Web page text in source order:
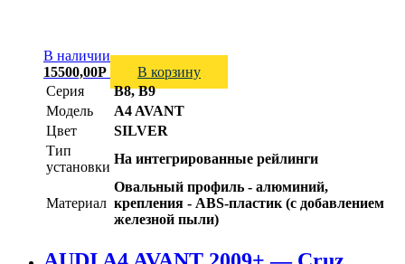
В наличии
15500,00Р
В корзину
Серия
B8, B9
Модель
A4 AVANT
Цвет
SILVER
Тип
установки
На интегрированные рейлинги
Материал
Овальный профиль - алюминий,
крепления - ABS-пластик (с добавлением
железной пыли)